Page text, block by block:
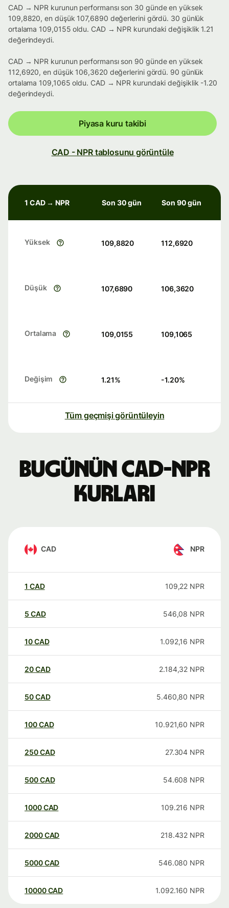
CAD → NPR kurunun performansı son 30 günde en yüksek
109,8820, en düşük 107,6890 değerlerini gördü. 30 günlük
ortalama 109,0155 oldu. CAD → NPR kurundaki değişiklik 1.21
değerindeydi.
CAD → NPR kurunun performansı son 90 günde en yüksek
112,6920, en düşük 106,3620 değerlerini gördü. 90 günlük
ortalama 109,1065 oldu. CAD → NPR kurundaki değişiklik -1.20
değerindeydi.
Piyasa kuru takibi
CAD - NPR tablosunu görüntüle
1 CAD → NPR Son 30 gün Son 90 gün
Yüksek 109,8820 112,6920
Düşük 107,6890 106,3620
Ortalama 109,0155 109,1065
Değişim 1.21% -1.20%
Tüm geçmişi görüntüleyin
Bugünün CAD-NPR
kurları
CAD NPR
1 CAD 109,22 NPR
5 CAD 546,08 NPR
10CAD 1.092,16 NPR
20CAD 2.184,32 NPR
50CAD 5.460,80 NPR
100CAD 10.921,60 NPR
250CAD 27.304 NPR
500CAD 54.608 NPR
1000CAD 109.216 NPR
2000CAD 218.432 NPR
5000CAD 546.080 NPR
10000 CAD 1.092.160 NPR